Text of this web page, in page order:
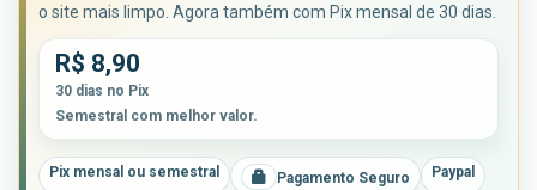
o site mais limpo. Agora também com Pix mensal de 30 dias.
R$ 8,90
30 dias no Pix
Semestral com melhor valor.
Pix mensal ou semestral Pagamento Seguro Paypal